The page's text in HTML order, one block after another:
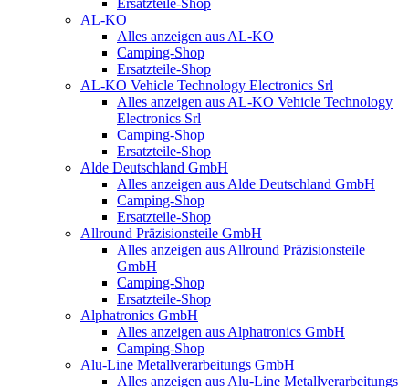
Ersatzteile-Shop
AL-KO
Alles anzeigen aus AL-KO
Camping-Shop
Ersatzteile-Shop
AL-KO Vehicle Technology Electronics Srl
Alles anzeigen aus AL-KO Vehicle Technology
Electronics Srl
Camping-Shop
Ersatzteile-Shop
Alde Deutschland GmbH
Alles anzeigen aus Alde Deutschland GmbH
Camping-Shop
Ersatzteile-Shop
Allround Präzisionsteile GmbH
Alles anzeigen aus Allround Präzisionsteile
GmbH
Camping-Shop
Ersatzteile-Shop
Alphatronics GmbH
Alles anzeigen aus Alphatronics GmbH
Camping-Shop
Alu-Line Metallverarbeitungs GmbH
Alles anzeigen aus Alu-Line Metallverarbeitungs